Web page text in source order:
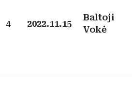
4 2022.11.15
Baltoji
Vokė